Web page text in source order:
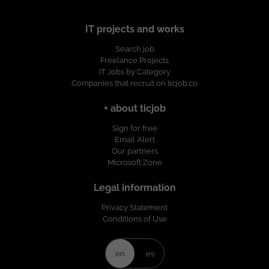
IT projects and works
Search job
Freelance Projects
IT Jobs by Category
Companies that recruit on ticjob.co
+ about ticjob
Sign for free
Email Alert
Our partners
Microsoft Zone
Legal information
Privacy Statement
Conditions of Use
en es